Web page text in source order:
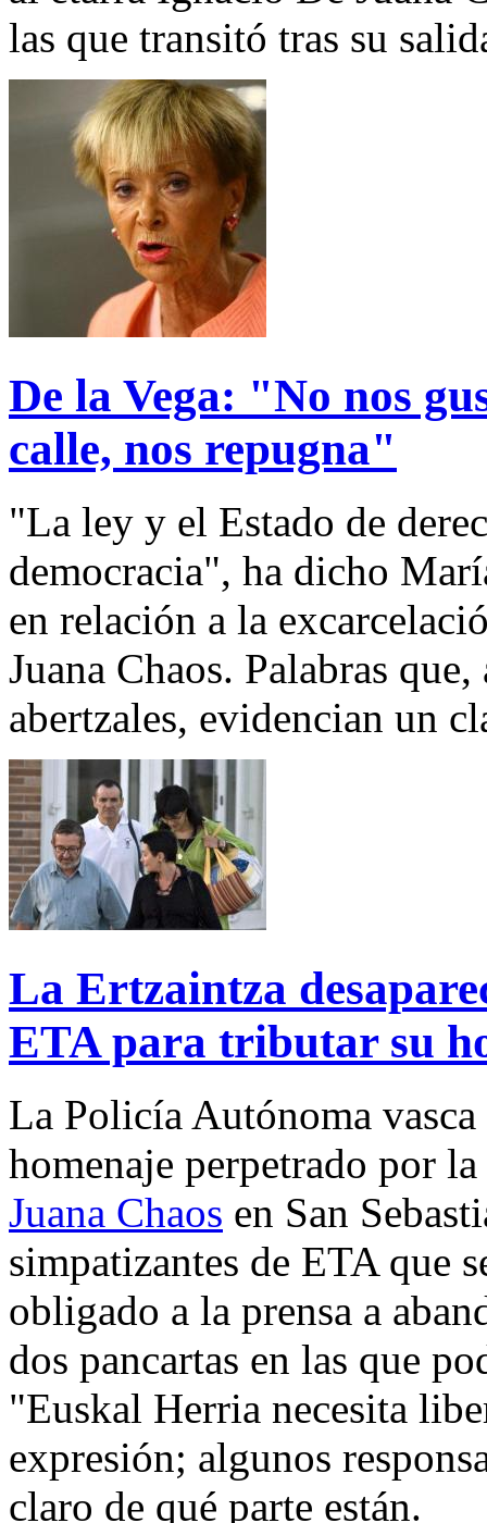
las que transitó tras su
De la Vega: "No nos
calle, nos repugna"
"La ley y el Estado de
democracia", ha dicho
en relación a la
Juana Chaos. Palabras
abertzales, evidencian un
La Ertzaintza
ETA para tributar su
La Policía Autónoma
homenaje perpetrado por
Juana Chaos en San
simpatizantes de ETA que
obligado a la prensa a
dos pancartas en las que
"Euskal Herria necesita
expresión; algunos
claro de qué parte están.